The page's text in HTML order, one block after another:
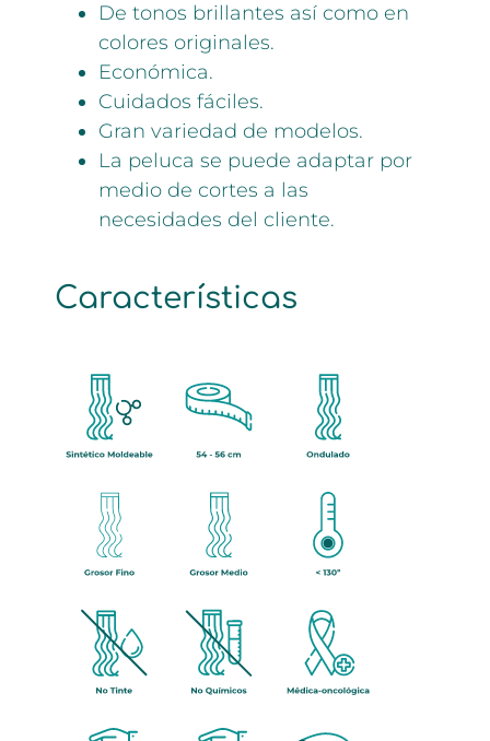
De tonos brillantes así como en
colores originales.
Económica.
Cuidados fáciles.
Gran variedad de modelos.
La peluca se puede adaptar por
medio de cortes a las
necesidades del cliente.
Características